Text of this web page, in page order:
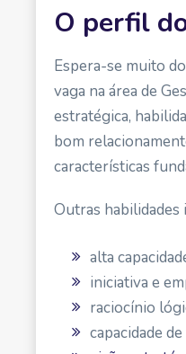
O perfil
Espera-se muito
vaga na área de
estratégica,
bom
características
Outras habilidades
alta
iniciativa e
raciocínio
capacidade